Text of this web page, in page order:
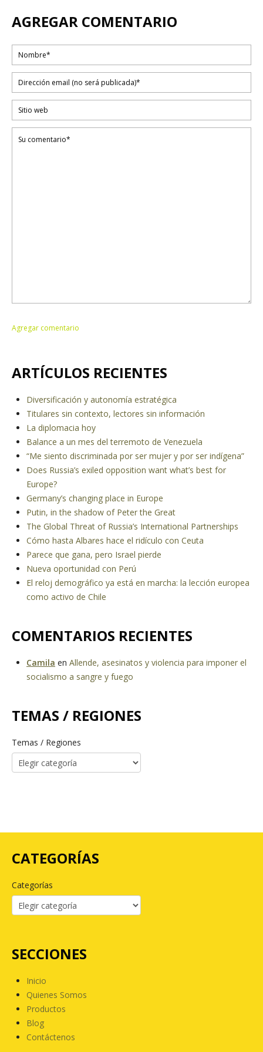
AGREGAR COMENTARIO
ARTÍCULOS RECIENTES
Diversificación y autonomía estratégica
Titulares sin contexto, lectores sin información
La diplomacia hoy
Balance a un mes del terremoto de Venezuela
“Me siento discriminada por ser mujer y por ser indígena”
Does Russia’s exiled opposition want what’s best for
Europe?
Germany’s changing place in Europe
Putin, in the shadow of Peter the Great
The Global Threat of Russia’s International Partnerships
Cómo hasta Albares hace el ridículo con Ceuta
Parece que gana, pero Israel pierde
Nueva oportunidad con Perú
El reloj demográfico ya está en marcha: la lección europea
como activo de Chile
COMENTARIOS RECIENTES
Camila en Allende, asesinatos y violencia para imponer el
socialismo a sangre y fuego
TEMAS / REGIONES
Temas / Regiones
CATEGORÍAS
Categorías
SECCIONES
Inicio
Quienes Somos
Productos
Blog
Contáctenos